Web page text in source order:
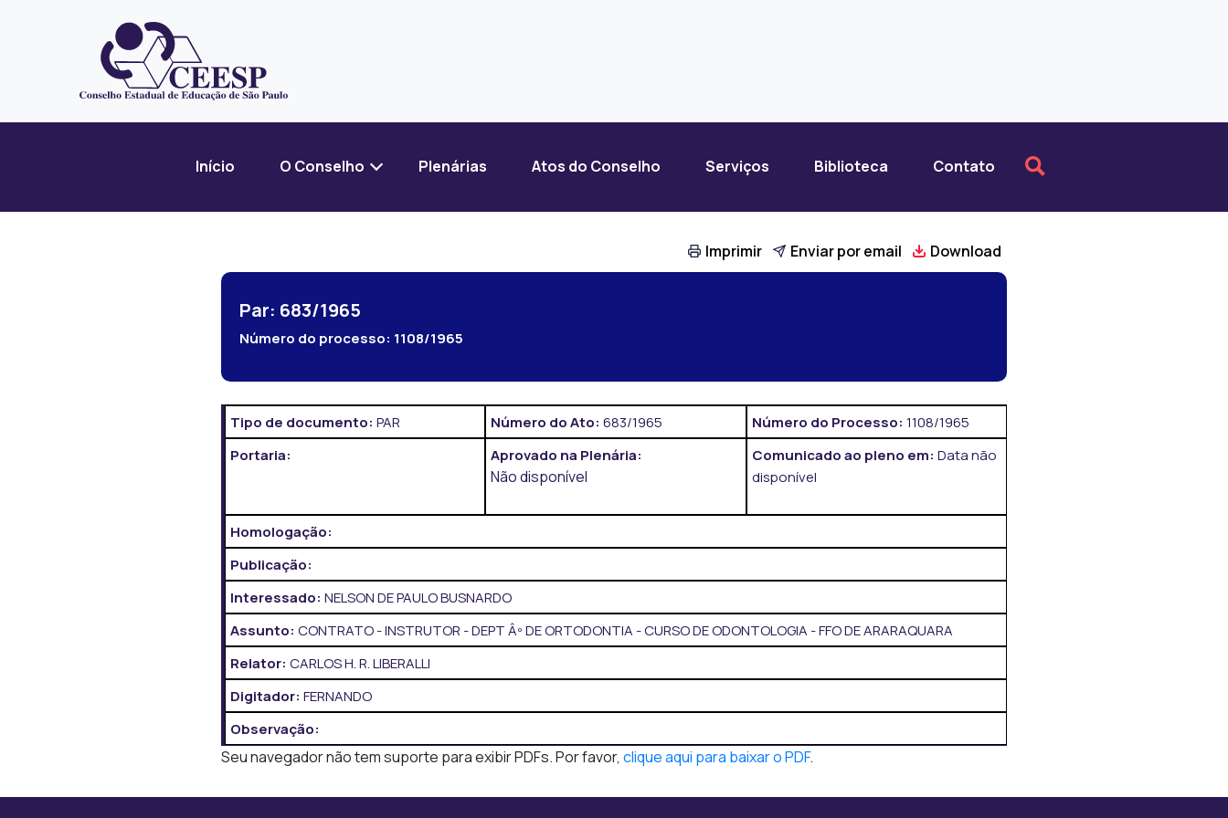
Início O Conselho Plenárias Atos do Conselho Serviços Biblioteca Contato
Imprimir Enviar por email Download
Par: 683/1965
Número do processo: 1108/1965
Tipo de documento: PAR Número do Ato: 683/1965 Número do Processo: 1108/1965
Portaria:
Aprovado na Plenária:
Não disponível
Comunicado ao pleno em: Data não
disponível
Homologação:
Publicação:
Interessado: NELSON DE PAULO BUSNARDO
Assunto: CONTRATO - INSTRUTOR - DEPT Âº DE ORTODONTIA - CURSO DE ODONTOLOGIA - FFO DE ARARAQUARA
Relator: CARLOS H. R. LIBERALLI
Digitador: FERNANDO
Observação:
Seu navegador não tem suporte para exibir PDFs. Por favor, clique aqui para baixar o PDF.